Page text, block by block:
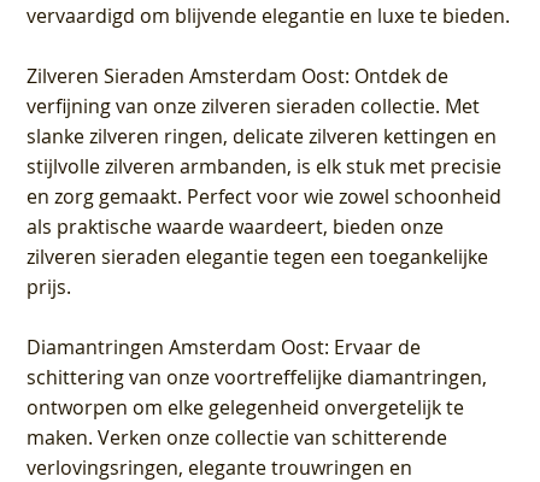
vervaardigd om blijvende elegantie en luxe te bieden.
Zilveren Sieraden Amsterdam Oost: Ontdek de
verfijning van onze zilveren sieraden collectie. Met
slanke zilveren ringen, delicate zilveren kettingen en
stijlvolle zilveren armbanden, is elk stuk met precisie
en zorg gemaakt. Perfect voor wie zowel schoonheid
als praktische waarde waardeert, bieden onze
zilveren sieraden elegantie tegen een toegankelijke
prijs.
Diamantringen Amsterdam Oost: Ervaar de
schittering van onze voortreffelijke diamantringen,
ontworpen om elke gelegenheid onvergetelijk te
maken. Verken onze collectie van schitterende
verlovingsringen, elegante trouwringen en